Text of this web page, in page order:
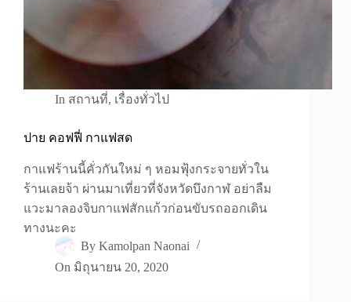
In สถานที่, เรื่องทั่วไป
ปาย คอฟฟี่ กาแฟสด
กาแฟร้านนี้คั่วกันใหม่ ๆ หอมฟุ้งกระจายทั่วใน
ร้านเลยจ้า ผ่านมาเที่ยวที่จังหวัดบึงกาฬ อย่าลืม
แวะมาลองจิบกาแฟสักแก้วก่อนขับรถออกเดิน
ทางนะคะ
By Kamolpan Naonai
On มิถุนายน 20, 2020